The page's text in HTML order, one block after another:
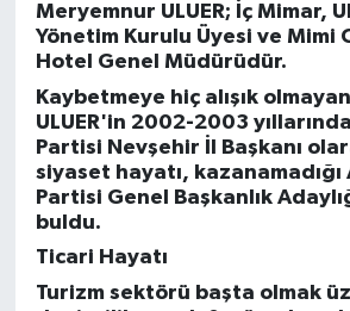
Meryemnur ULUER; İç Mimar,
Yönetim Kurulu Üyesi ve Mimi
Hotel Genel Müdürüdür.
Kaybetmeye hiç alışık
ULUER'in 2002-2003
Partisi Nevşehir İl Başkanı
siyaset hayatı,
Partisi Genel Başkanlık
buldu.
Ticari Hayatı
Turizm sektörü başta olmak